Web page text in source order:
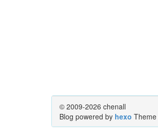
© 2009-2026 chenall
Blog powered by hexo Theme